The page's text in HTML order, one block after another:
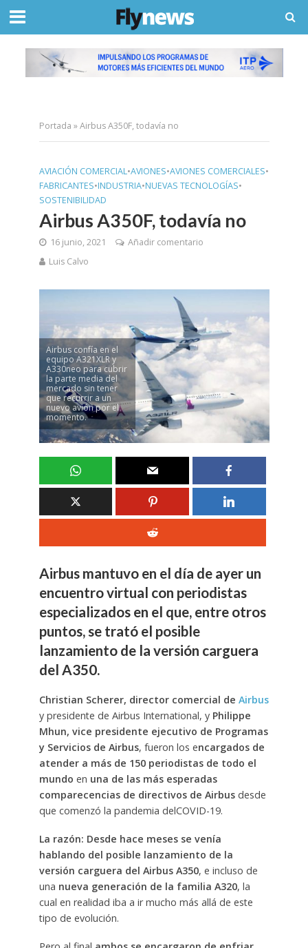
Portada »Airbus A350F, todavía no
AVIACIÓN COMERCIAL•AVIONES•AVIONES COMERCIALES•
FABRICANTES•INDUSTRIA•NUEVAS TECNOLOGÍAS•
SOSTENIBILIDAD
Airbus A350F, todavía no
16 junio, 2021
Añadir comentario
Luis Calvo
Airbus confía en el
equipo A321XLR y
A330neo para cubrir
la parte media del
mercado sin tener
que recurrir a un
nuevo avión por el
momento.
Airbus mantuvo en el día de ayer un
encuentro virtual con periodistas
especializados en el que, entre otros
puntos, se trató el posible
lanzamiento de la versión carguera
del A350.
Christian Scherer, director comercial de Airbus
y presidente de Airbus International, y Philippe
Mhun, vice presidente ejecutivo de Programas
y Servicios de Airbus, fueron los encargados de
atender a más de 150 periodistas de todo el
mundo en una de las más esperadas
comparecencias de directivos de Airbusdesde
que comenzó la pandemia delCOVID-19.
La razón: Desde hace meses se venía
hablando del posible lanzamiento de la
versión carguera del Airbus A350, e incluso de
una nueva generación de la familia A320, la
cual en realidad iba a ir mucho más allá de este
tipo de evolución.